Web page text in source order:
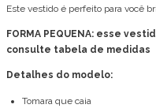
Este vestido é perfeito para você
FORMA PEQUENA: esse
consulte tabela de medidas
Detalhes do modelo:
Tomara que caia